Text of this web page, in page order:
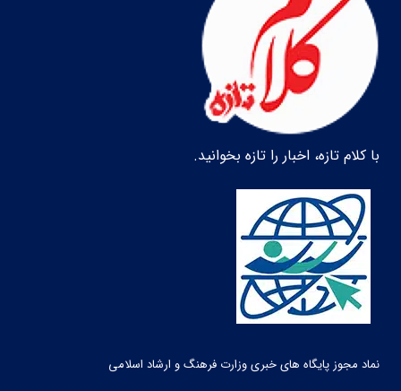
با کلام تازه، اخبار را تازه بخوانید.
نماد مجوز پایگاه های خبری وزارت فرهنگ و ارشاد اسلامی